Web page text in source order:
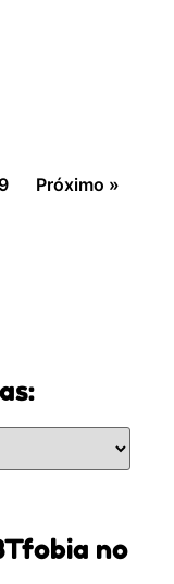
Próximo »
no